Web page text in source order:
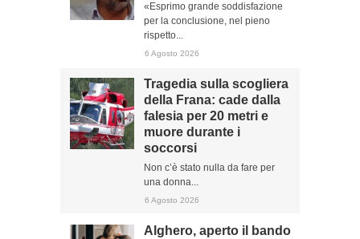
«Esprimo grande soddisfazione
per la conclusione, nel pieno
rispetto...
6 Agosto 2026
Tragedia sulla scogliera
della Frana: cade dalla
falesia per 20 metri e
muore durante i
soccorsi
Non c’è stato nulla da fare per
una donna...
6 Agosto 2026
Alghero, aperto il bando